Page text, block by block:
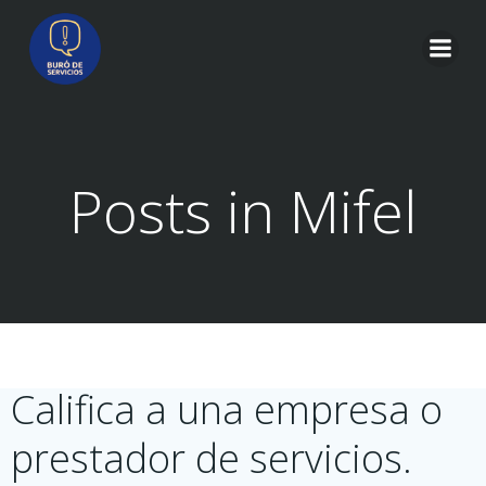
Posts in Mifel
Califica a una empresa o
prestador de servicios.